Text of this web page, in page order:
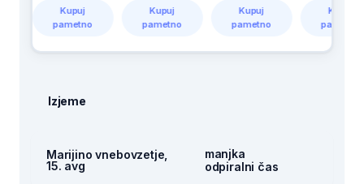
Kupuj
pametno
Kupuj
pametno
Kupuj
pametno
Kupuj
pametno
Izjeme
Marijino vnebovzetje,
15. avg
manjka
odpiralni čas